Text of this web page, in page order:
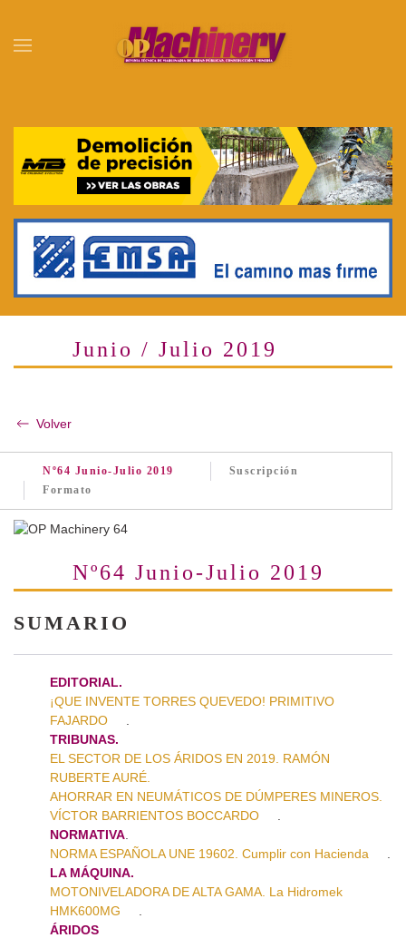
Skip to main content
Junio / Julio 2019
Volver
Nº64 Junio-Julio 2019
Suscripción
Formato
Nº64 Junio-Julio 2019
SUMARIO
EDITORIAL.
¡QUE INVENTE TORRES QUEVEDO! PRIMITIVO
FAJARDO
TRIBUNAS.
EL SECTOR DE LOS ÁRIDOS EN 2019. RAMÓN
RUBERTE AURÉ.
AHORRAR EN NEUMÁTICOS DE DÚMPERES MINEROS.
VÍCTOR BARRIENTOS BOCCARDO
NORMATIVA
NORMA ESPAÑOLA UNE 19602. Cumplir con Hacienda
LA MÁQUINA.
MOTONIVELADORA DE ALTA GAMA. La Hidromek
HMK600MG
ÁRIDOS